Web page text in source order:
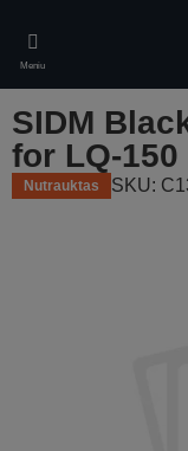
main
content
Meniu
SIDM
for LQ-150
Nutrauktas SKU: